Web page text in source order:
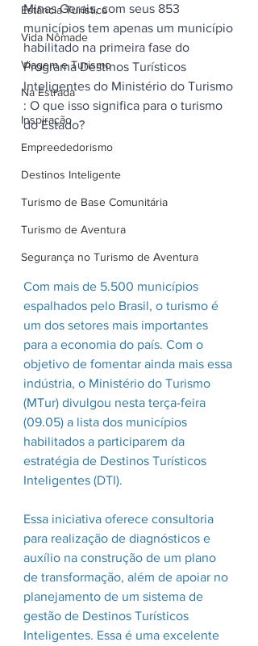
Estância Turística
Vida Nômade
Viagem e Turismo
Na Estrada
Inspiração
Empreededorismo
Destinos Inteligente
Turismo de Base Comunitária
Turismo de Aventura
Segurança no Turismo de Aventura
Minas Gerais, com seus 853
municípios tem apenas um município
habilitado na primeira fase do
Programa Destinos Turísticos
Inteligentes do Ministério do Turismo
: O que isso significa para o turismo
do Estado?
Com mais de 5.500 municípios
espalhados pelo Brasil, o turismo é
um dos setores mais importantes
para a economia do país. Com o
objetivo de fomentar ainda mais essa
indústria, o Ministério do Turismo
(MTur) divulgou nesta terça-feira
(09.05) a lista dos municípios
habilitados a participarem da
estratégia de Destinos Turísticos
Inteligentes (DTI).
Essa iniciativa oferece consultoria
para realização de diagnósticos e
auxílio na construção de um plano
de transformação, além de apoiar no
planejamento de um sistema de
gestão de Destinos Turísticos
Inteligentes. Essa é uma excelente